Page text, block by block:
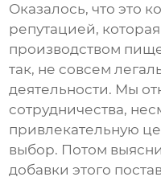
Оказалось, что это
репутацией,
производством
так, не совсем
деятельности. Мы
сотрудничества,
привлекательную
выбор. Потом
добавки этого